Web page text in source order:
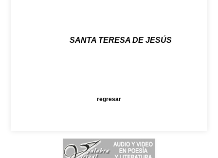
SANTA TERESA DE JESÚS
regresar